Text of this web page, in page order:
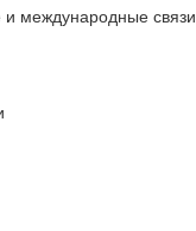
международные связи